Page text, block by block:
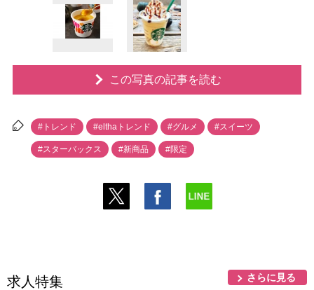
この写真の記事を読む
#トレンド #elthaトレンド #グルメ #スイーツ
#スターバックス #新商品 #限定
求人特集 さらに見る